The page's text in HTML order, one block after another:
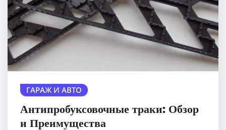
ГАРАЖ И АВТО
Антипробуксовочные траки: Обзор
и Преимущества